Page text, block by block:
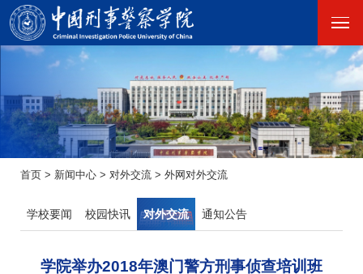
首页 > 新闻中心 > 对外交流 > 外网对外交流
学校要闻 校园快讯 对外交流 通知公告
学院举办2018年澳门警方刑事侦查培训班